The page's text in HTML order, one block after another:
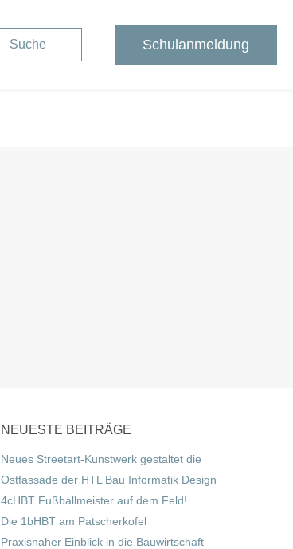
Suche Schulanmeldung
NEUESTE BEITRÄGE
Neues Streetart-Kunstwerk gestaltet die
Ostfassade der HTL Bau Informatik Design
4cHBT Fußballmeister auf dem Feld!
Die 1bHBT am Patscherkofel
Praxisnaher Einblick in die Bauwirtschaft –